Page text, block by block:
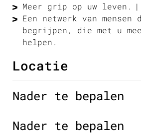
Meer grip op uw leven.
Een netwerk van mensen
begrijpen, die met u
helpen.
Locatie
Nader te bepalen
Nader te bepalen